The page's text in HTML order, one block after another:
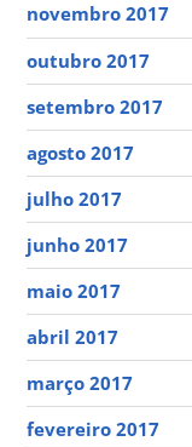
novembro 2017
outubro 2017
setembro 2017
agosto 2017
julho 2017
junho 2017
maio 2017
abril 2017
março 2017
fevereiro 2017